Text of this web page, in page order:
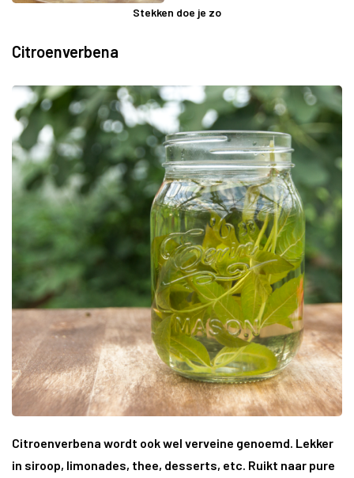
Stekken doe je zo
Citroenverbena
Citroenverbena wordt ook wel verveine genoemd. Lekker
in siroop, limonades, thee, desserts, etc. Ruikt naar pure